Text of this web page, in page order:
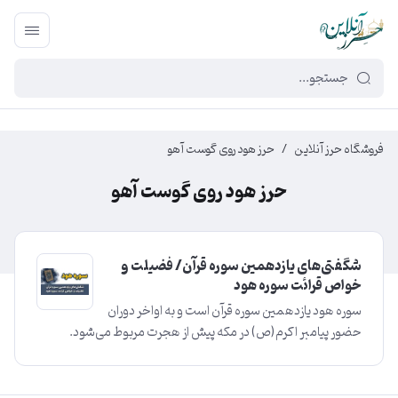
449f43cf-3da2-4422-bb12-2566cb5b8b05
فروشگاه حرز آنلاین / حرز هود روی گوست آهو
حرز هود روی گوست آهو
شگفتی‌های یازدهمین سوره قرآن/ فضیلت و
خواص قرائت سوره هود
سوره هود یازدهمین سوره قرآن است و به اواخر دوران
حضور پیامبر اکرم(ص) در مکه پیش از هجرت مربوط می‌شود.